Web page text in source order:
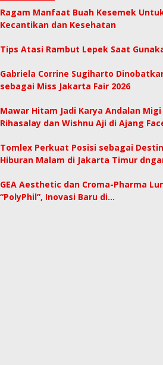
Ragam Manfaat Buah Kesemek
Kecantikan dan Kesehatan
Tips Atasi Rambut Lepek Saat
Gabriela Corrine Sugiharto
sebagai Miss Jakarta Fair 2026
Mawar Hitam Jadi Karya Andalan Migi
Rihasalay dan Wishnu Aji di Ajang
Tomlex Perkuat Posisi sebagai
Hiburan Malam di Jakarta Timur
GEA Aesthetic dan Croma-Pharma
“PolyPhil”, Inovasi Baru di…